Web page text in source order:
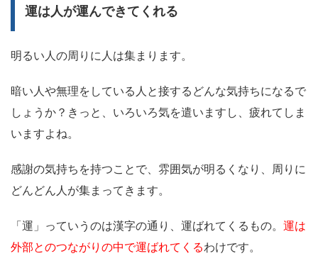
運は人が運んできてくれる
明るい人の周りに人は集まります。
暗い人や無理をしている人と接するどんな気持ちになるで
しょうか？きっと、いろいろ気を遣いますし、疲れてしま
いますよね。
感謝の気持ちを持つことで、雰囲気が明るくなり、周りに
どんどん人が集まってきます。
「運」っていうのは漢字の通り、運ばれてくるもの。 運は
外部とのつながりの中で運ばれてくるわけです。